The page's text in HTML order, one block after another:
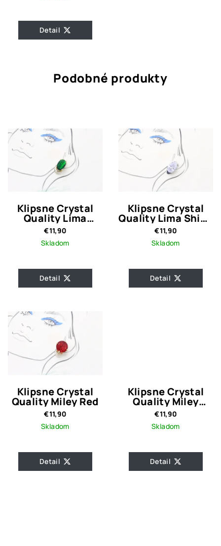
Detail
Podobné produkty
Klipsne Crystal
Quality Lima
Emerald
€11,90
Skladom
Detail
Klipsne Crystal
Quality Lima Shine
Silver
€11,90
Skladom
Detail
Klipsne Crystal
Quality Miley Red
€11,90
Skladom
Detail
Klipsne Crystal
Quality Miley
Emerald
€11,90
Skladom
Detail